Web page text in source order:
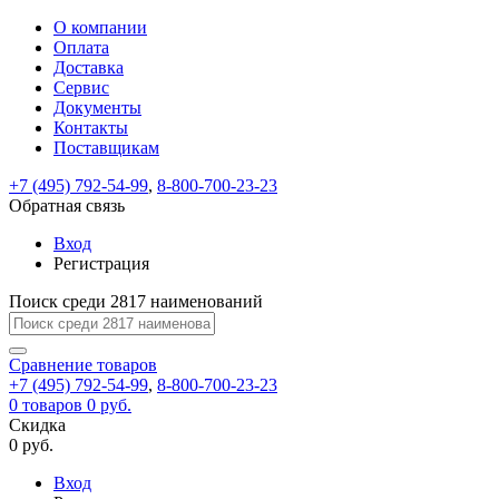
ВходРегистрация
Только
test@example.com
отправлена
по
ней
для
регистрации.
Ок
Только
Запомнить
меня
Забыли
Восстановление
пароля
Заполните
форму.
Мы
отправим
ссылку
на
указанный
электронный
адрес,
перейдя
по
которой
вы
новый
На
вашу
test@test.ru
отправлена
ссылка.
Перейдите
по
для
смены
пароля.
Введите
новый
пароль
Сменить
Пароль
успешно
Войти
Обратная
связь
Сообщение
пользовательского
соглашения
Ваше
сообщение
успешно
О компании
Оплата
Доставка
Сервис
Документы
Контакты
Поставщикам
+7 (495) 792-54-99, 8-800-700-23-23
Обратная связь
Вход
Регистрация
Поиск среди 2817 наименований
Сравнение товаров
+7 (495) 792-54-99, 8-800-700-23-23
0 товаров 0 руб.
Скидка
0 руб.
Вход